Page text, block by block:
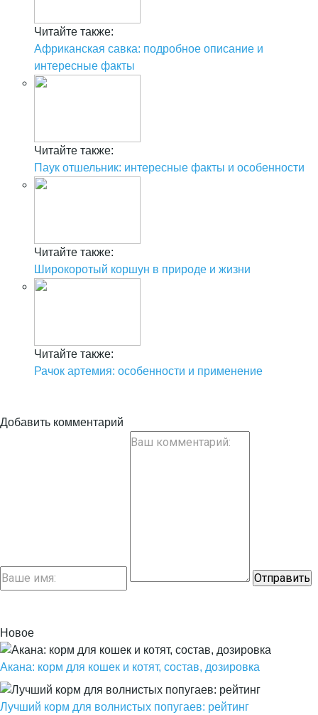
Читайте также:
Африканская савка: подробное описание и
интересные факты
Читайте также:
Паук отшельник: интересные факты и особенности
Читайте также:
Широкоротый коршун в природе и жизни
Читайте также:
Рачок артемия: особенности и применение
Добавить комментарий
Новое
Акана: корм для кошек и котят, состав, дозировка
Лучший корм для волнистых попугаев: рейтинг